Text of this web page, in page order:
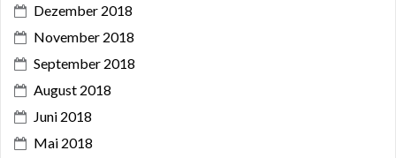
Dezember 2018
November 2018
September 2018
August 2018
Juni 2018
Mai 2018